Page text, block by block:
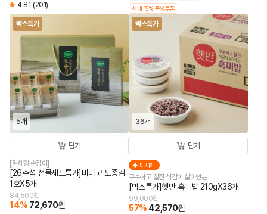
4.81 (201)
최대 15% 중복쿠폰
박스특가
5개
담기
[일체형 손잡이]
[26추석 선물세트특가]비비고 토종김
1호X5개
84,500원
14% 72,670원
박스특가
36개
담기
더세페
구수하고 찰진 식감이 살아있는
[박스특가]햇반 흑미밥 210gX36개
99,000원
57% 42,570원